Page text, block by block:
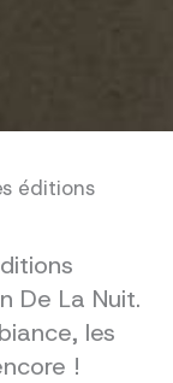
éditions
De La Nuit.
les
!